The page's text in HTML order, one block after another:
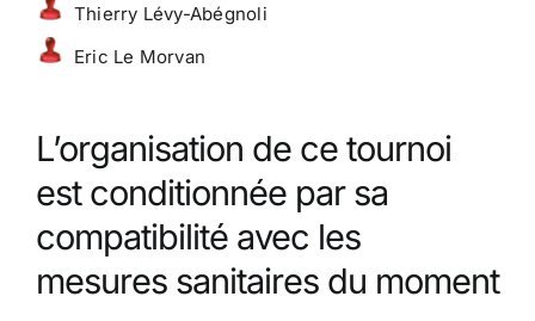
Thierry Lévy-Abégnoli
Eric Le Morvan
L’organisation de ce tournoi
est conditionnée par sa
compatibilité avec les
mesures sanitaires du moment